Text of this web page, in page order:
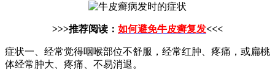
>>>推荐阅读： 如何避免牛皮癣复发<<<
症状一、经常觉得咽喉部位不舒服，经常红肿、疼痛，或扁桃
体经常肿大、疼痛、不易消退。